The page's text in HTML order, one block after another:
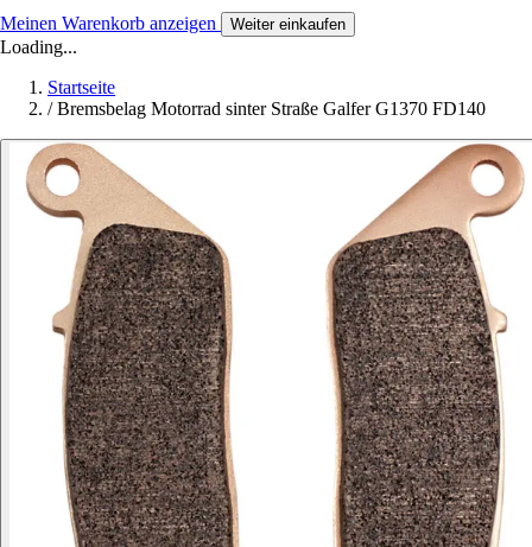
Meinen Warenkorb anzeigen Weiter einkaufen
Loading...
Startseite
/ Bremsbelag Motorrad sinter Straße Galfer G1370 FD140